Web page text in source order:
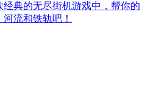
典的无尽街机游戏中，帮你的
流和铁轨吧！